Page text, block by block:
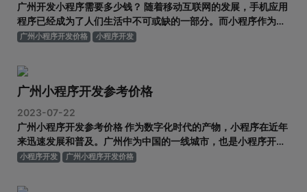
广州开发小程序需要多少钱？ 随着移动互联网的发展，手机应用
程序已经成为了人们生活中不可或缺的一部分。而小程序作为一
种轻量级应用，凭借其便捷、快速的特点，越来越受到用户的欢
样化的商业机会。那么，广州开发小程序需要多少钱呢？ 首先，
需要明确的是，小
广州小程序开发价格 小程序开发
广州小程序开发参考价格
2023-07-22
广州小程序开发参考价格 作为数字化时代的产物，小程序在近年
来迅速发展和普及。广州作为中国的一线城市，也是小程序开发
的一个重要市场。许多企业和个人都开始意识到小程序的商机，
而，对于小程序开发的价格，很多人还存在疑问。那么，广州小
小程序开发 广州小程序开发价格